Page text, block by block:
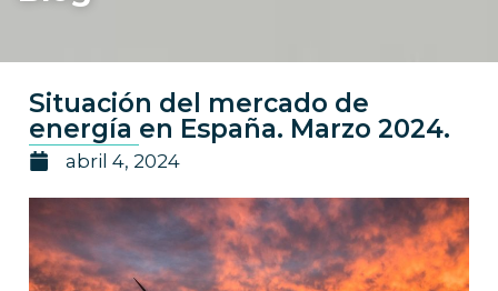
Situación del mercado de
energía en España. Marzo 2024.
abril 4, 2024